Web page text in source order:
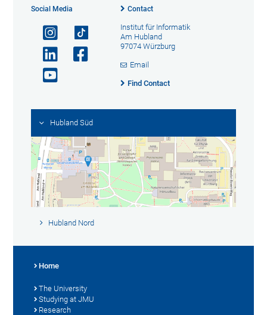
Social Media Contact
Institut für Informatik
Am Hubland
97074 Würzburg
Email
Find Contact
Hubland Süd
Hubland Nord
Home
The University
Studying at JMU
Research